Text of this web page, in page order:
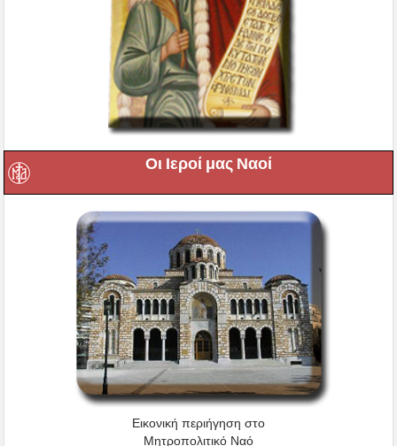
Οι Ιεροί μας Ναοί
Εικονική περιήγηση στο
Μητροπολιτικό Ναό